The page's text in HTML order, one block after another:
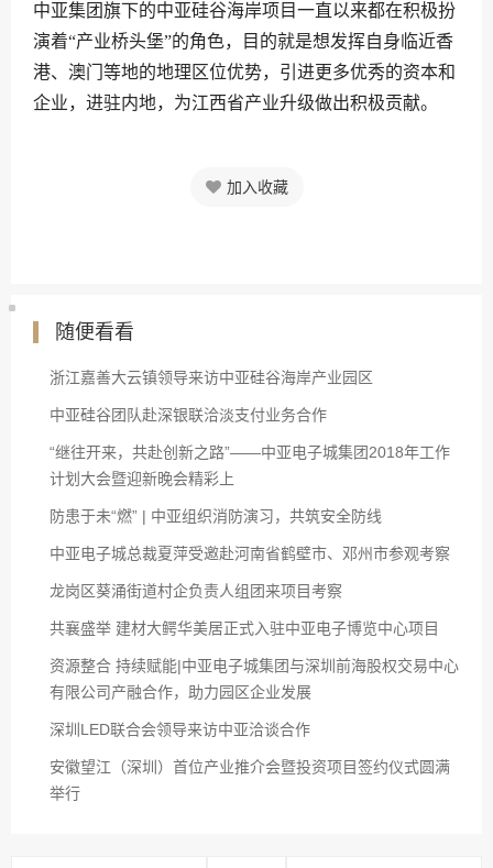
中亚集团旗下的中亚硅谷海岸项目一直以来都在积极扮
演着“产业桥头堡”的角色，目的就是想发挥自身临近香
港、澳门等地的地理区位优势，引进更多优秀的资本和
企业，进驻内地，为江西省产业升级做出积极贡献。
加入收藏
随便看看
浙江嘉善大云镇领导来访中亚硅谷海岸产业园区
中亚硅谷团队赴深银联洽淡支付业务合作
“继往开来，共赴创新之路”——中亚电子城集团2018年工作
计划大会暨迎新晚会精彩上
防患于未“燃” | 中亚组织消防演习，共筑安全防线
中亚电子城总裁夏萍受邀赴河南省鹤壁市、邓州市参观考察
龙岗区葵涌街道村企负责人组团来项目考察
共襄盛举 建材大鳄华美居正式入驻中亚电子博览中心项目
资源整合 持续赋能|中亚电子城集团与深圳前海股权交易中心
有限公司产融合作，助力园区企业发展
深圳LED联合会领导来访中亚洽谈合作
安徽望江（深圳）首位产业推介会暨投资项目签约仪式圆满
举行